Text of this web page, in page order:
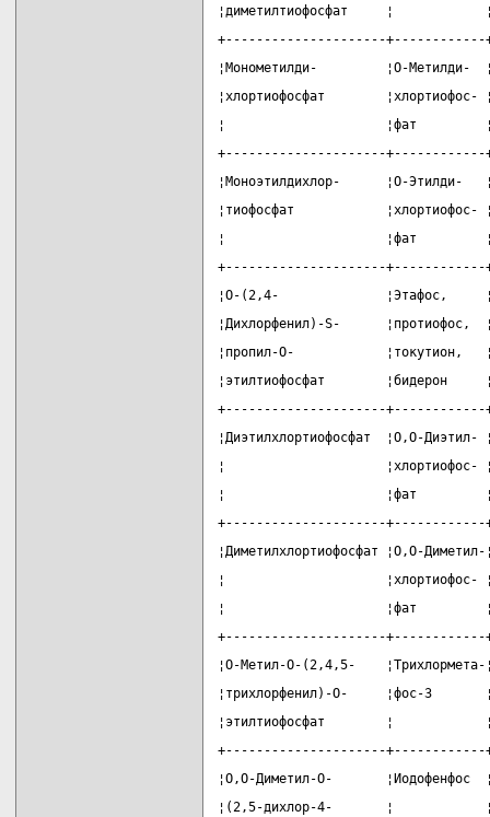
¦диметилтиофосфат     ¦
+---------------------+------------
¦Монометилди-         ¦О-
¦хлортиофосфат
¦                     ¦фат
+---------------------+------------
¦Моноэтилдихлор-      ¦О-
¦тиофосфат
¦                     ¦фат
+---------------------+------------
¦О-(2,4-              ¦Этафос,
¦Дихлорфенил)-S-
¦пропил-О-
¦этилтиофосфат
+---------------------+------------
¦Диэтилхлортиофосфат  ¦О,О-
¦
¦                     ¦фат
+---------------------+------------
¦Диметилхлортиофосфат ¦О,О-
¦
¦                     ¦фат
+---------------------+------------
¦О-Метил-О-(2,4,5-
¦трихлорфенил)-О-     ¦фос-
¦этилтиофосфат        ¦
+---------------------+------------
¦О,О-Диметил-О-
¦(2,5-дихлор-4-       ¦